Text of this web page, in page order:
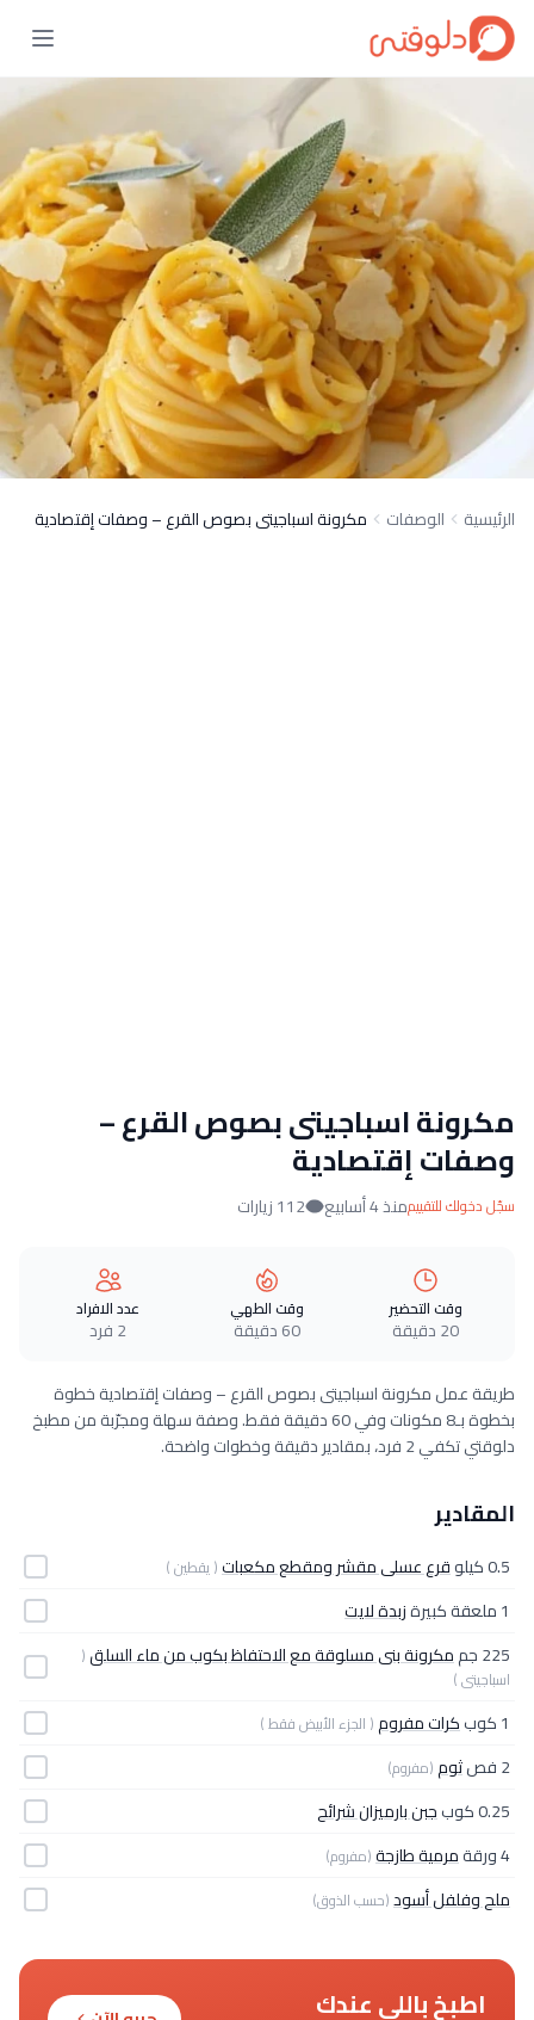
الرئيسية الوصفات مكرونة اسباجيتى بصوص القرع – وصفات إقتصادية
مكرونة اسباجيتى بصوص القرع –
وصفات إقتصادية
سجّل دخولك للتقييممنذ 4 أسابيع 112 زيارات
وقت التحضير
20 دقيقة
وقت الطهي
60 دقيقة
عدد الافراد
2 فرد
طريقة عمل مكرونة اسباجيتى بصوص القرع – وصفات إقتصادية خطوة
بخطوة بـ8 مكونات وفي 60 دقيقة فقط. وصفة سهلة ومجرّبة من مطبخ
دلوقتي تكفي 2 فرد، بمقادير دقيقة وخطوات واضحة.
المقادير
0.5 كيلو قرع عسلى مقشر ومقطع مكعبات( يقطين )
1 ملعقة كبيرة
زبدة لايت
225 جم
مكرونة بنى مسلوقة مع الاحتفاظ بكوب من ماء السلق(
اسباجيتى )
1 كوب كرات مفروم( الجزء الأبيض فقط )
2 فص ثوم(مفروم)
0.25 كوب
جبن بارميزان شرائح
4 ورقة
مرمية طازجة(مفروم)
ملح وفلفل أسود(حسب الذوق)
اطبخ باللي عندك